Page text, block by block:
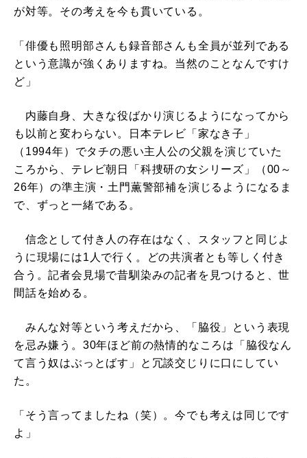
が対等。その考えを今も貫いている。
「俳優も照明部さんも録音部さんも全員が並列である
という意識が強くありますね。当然のことなんですけ
ど」
内藤自身、大きな役ばかり演じるようになってから
も以前と変わらない。日本テレビ「家なき子」
（1994年）でタチの悪い主人公の父親を演じていた
ころから、テレビ朝日「科捜研の女シリーズ」（00～
26年）の準主演・土門薫警部補を演じるようになるま
で、ずっと一緒である。
信念として付き人の存在はなく、スタッフと同じよ
うに現場には1人で行く。どの共演者とも等しく付き
合う。記者会見場で昔馴染みの記者を見つけると、世
間話を始める。
みんな対等という考えだから、「脇役」という表現
を忌み嫌う。30年ほど前の熱情的なころは「脇役なん
て言う奴はぶっとばす」と冗談交じりに口にしてい
た。
「そう言ってましたね（笑）。今でも考えは同じです
よ」